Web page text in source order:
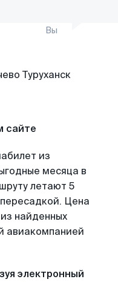
Вы
сайте
из
месяца в
летают 5
Цена
найденных
авиакомпанией
электронный